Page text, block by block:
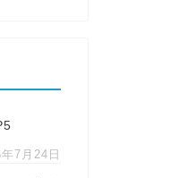
7月24日